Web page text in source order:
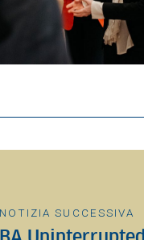
NOTIZIA SUCCESSIVA